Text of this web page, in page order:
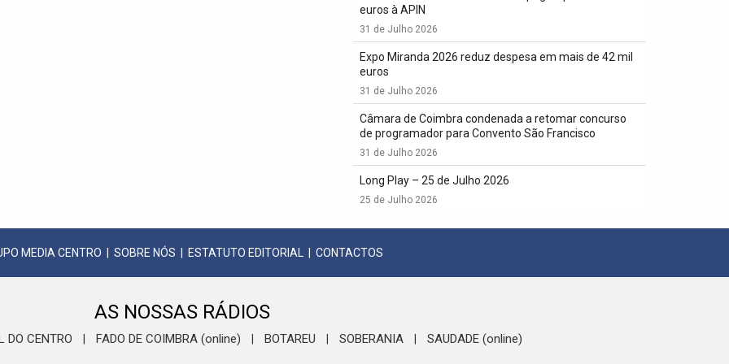
euros à APIN
31 de Julho 2026
Expo Miranda 2026 reduz despesa em mais de 42 mil
euros
31 de Julho 2026
Câmara de Coimbra condenada a retomar concurso
de programador para Convento São Francisco
31 de Julho 2026
Long Play – 25 de Julho 2026
25 de Julho 2026
MEDIA CENTRO SOBRE NÓS ESTATUTO EDITORIAL CONTACTOS
AS NOSSAS RÁDIOS
DO CENTRO FADO DE COIMBRA (online) BOTAREU SOBERANIA SAUDADE (online)